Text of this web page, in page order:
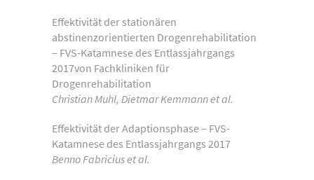
Effektivität der stationären
abstinenzorientierten Drogenrehabilitation
– FVS-Katamnese des Entlassjahrgangs
2017von Fachkliniken für
Drogenrehabilitation
Christian Muhl, Dietmar Kemmann et al.
Effektivität der Adaptionsphase – FVS-
Katamnese des Entlassjahrgangs 2017
Benno Fabricius et al.